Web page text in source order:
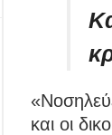
και οι